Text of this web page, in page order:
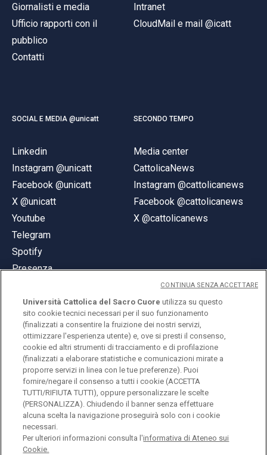
Giornalisti e media
Ufficio rapporti con il
pubblico
Contatti
Intranet
CloudMail e mail @icatt
SOCIAL E MEDIA @unicatt
Linkedin
Instagram @unicatt
Facebook @unicatt
X @unicatt
Youtube
Telegram
Spotify
Presenza
SECONDO TEMPO
Media center
CattolicaNews
Instagram @cattolicanews
Facebook @cattolicanews
X @cattolicanews
© Università Cattolica del Sacro Cuore
Largo A. Gemelli 1, 20123 Milano
PI 02133120150
ENGLISH
Università Cattolica del Sacro Cuore utilizza su questo
sito cookie tecnici necessari per il suo funzionamento
(finalizzati a consentire la fruizione dei nostri servizi,
ottimizzare l'esperienza utente) e, ove si presti il consenso,
cookie ed altri strumenti di tracciamento e di profilazione
(finalizzati a elaborare statistiche e comunicazioni mirate a
proporre servizi in linea con le tue preferenze). Puoi
fornire/negare il consenso a tutti i cookie (ACCETTA
TUTTI/RIFIUTA TUTTI), oppure personalizzare le scelte
(PERSONALIZZA). Chiudendo il banner senza effettuare
alcuna scelta la navigazione proseguirà solo con i cookie
necessari.
Per ulteriori informazioni consulta l'informativa di Ateneo sui
Cookie.
CONTINUA SENZA ACCETTARE